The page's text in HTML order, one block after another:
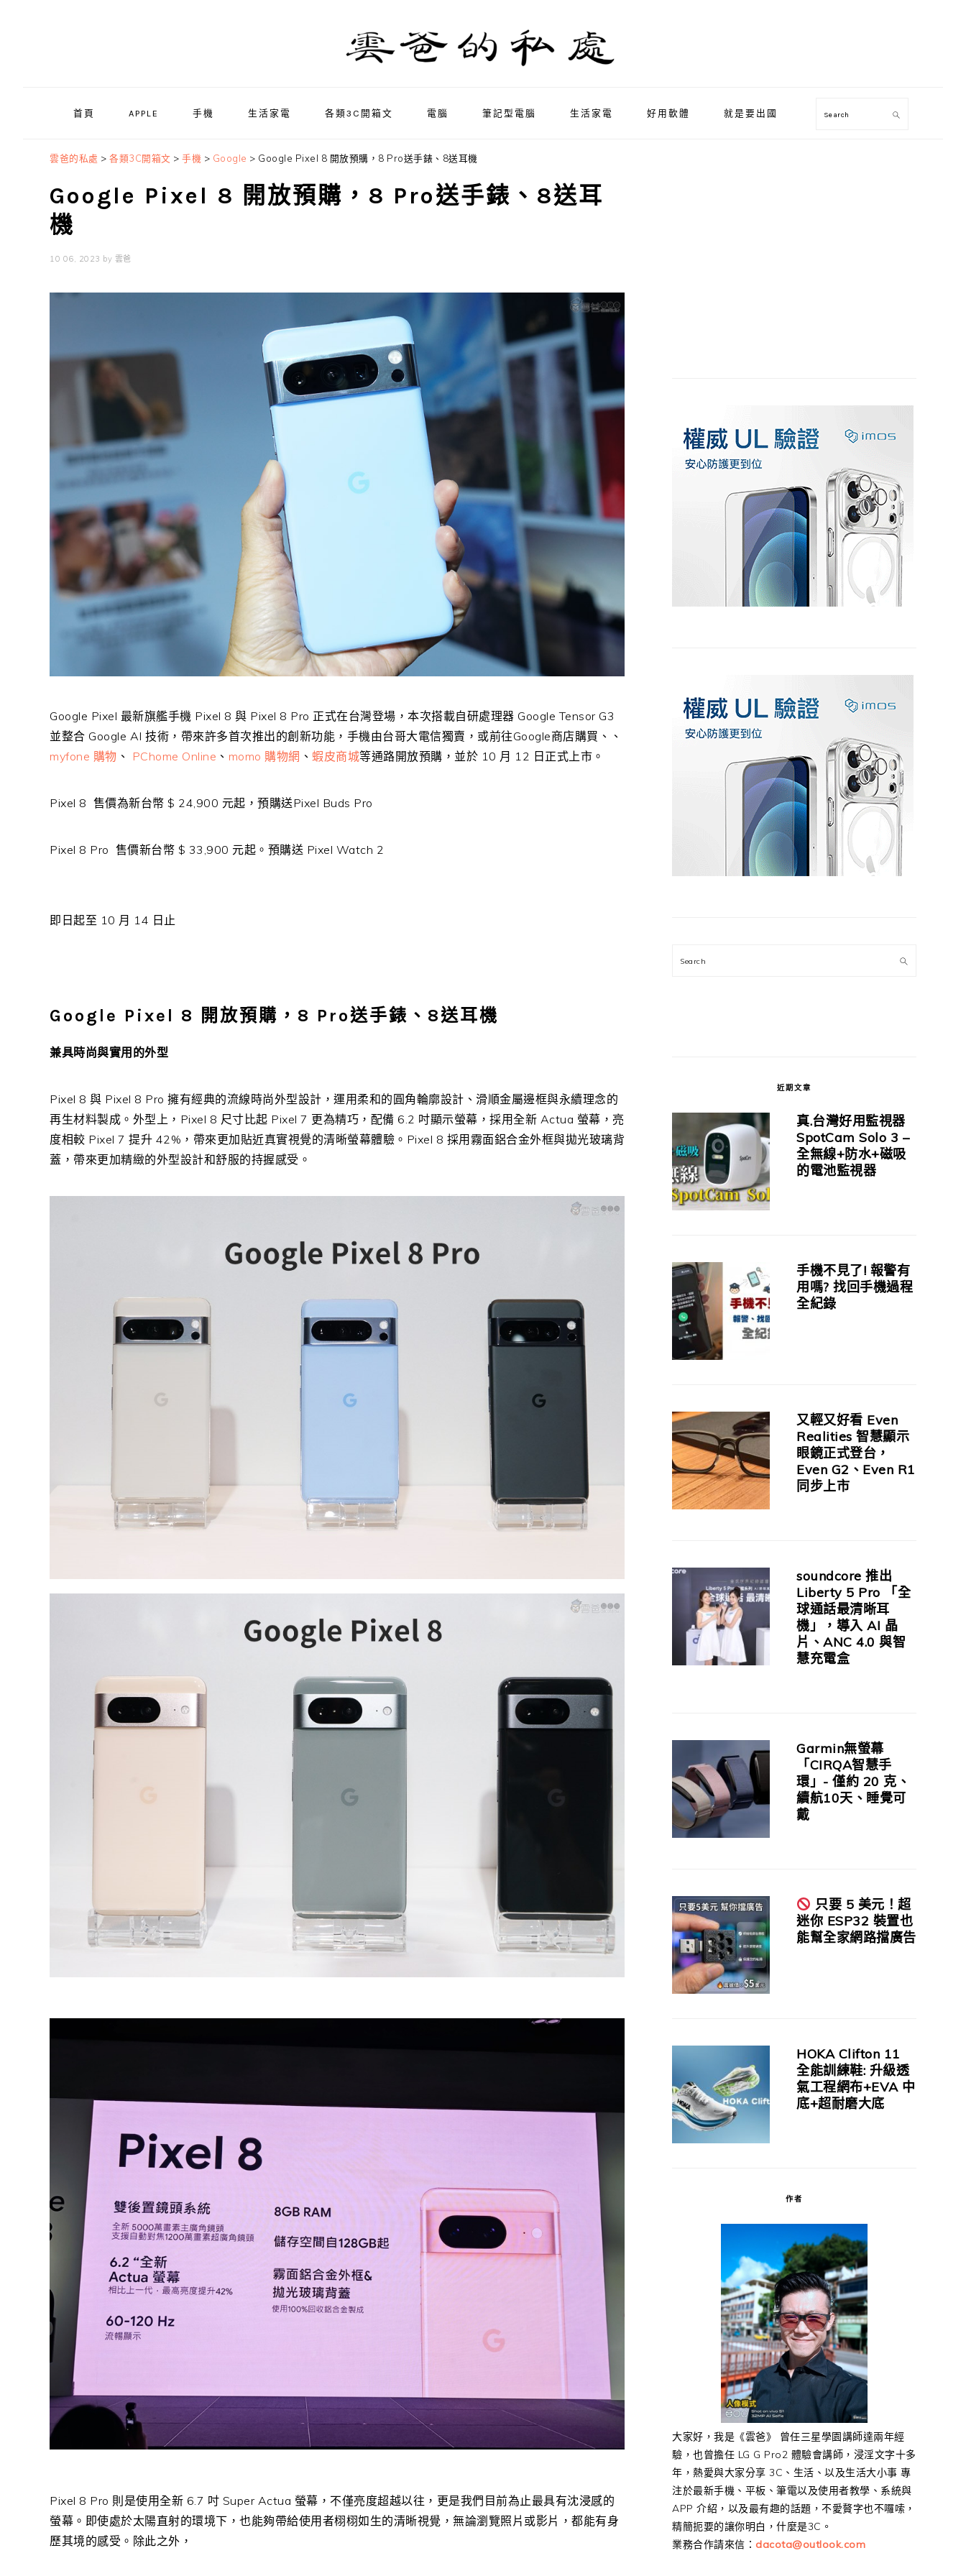
首頁 APPLE 手機 生活家電 各類3C開箱文 電腦 筆記型電腦 生活家電 好用軟體 就是要出國 Search
雲爸的私處 > 各類3C開箱文 > 手機 > Google > Google Pixel 8 開放預購，8 Pro送手錶、8送耳機
Google Pixel 8 開放預購，8 Pro送手錶、8送耳
機
10 06, 2023 by 雲爸
Google Pixel 最新旗艦手機 Pixel 8 與 Pixel 8 Pro 正式在台灣登場，本次搭載自研處理器 Google Tensor G3
並整合 Google AI 技術，帶來許多首次推出的創新功能，手機由台哥大電信獨賣，或前往Google商店購買、、
myfone 購物 、 PChome Online 、 momo 購物網 、 蝦皮商城等通路開放預購，並於 10 月 12 日正式上市。
Pixel 8 售價為新台幣 $ 24,900 元起，預購送Pixel Buds Pro
Pixel 8 Pro 售價新台幣 $ 33,900 元起。預購送 Pixel Watch 2
即日起至 10 月 14 日止
Google Pixel 8 開放預購，8 Pro送手錶、8送耳機
兼具時尚與實用的外型
Pixel 8 與 Pixel 8 Pro 擁有經典的流線時尚外型設計，運用柔和的圓角輪廓設計、滑順金屬邊框與永續理念的
再生材料製成。外型上，Pixel 8 尺寸比起 Pixel 7 更為精巧，配備 6.2 吋顯示螢幕，採用全新 Actua 螢幕，亮
度相較 Pixel 7 提升 42%，帶來更加貼近真實視覺的清晰螢幕體驗。Pixel 8 採用霧面鋁合金外框與拋光玻璃背
蓋，帶來更加精緻的外型設計和舒服的持握感受。
Pixel 8 Pro 則是使用全新 6.7 吋 Super Actua 螢幕，不僅亮度超越以往，更是我們目前為止最具有沈浸感的
螢幕。即使處於太陽直射的環境下，也能夠帶給使用者栩栩如生的清晰視覺，無論瀏覽照片或影片，都能有身
歷其境的感受。除此之外，
Search
近期文章
真.台灣好用監視器
SpotCam Solo 3 –
全無線+防水+磁吸
的電池監視器
手機不見了! 報警有
用嗎? 找回手機過程
全紀錄
又輕又好看 Even
Realities 智慧顯示
眼鏡正式登台，
Even G2、Even R1
同步上市
soundcore 推出
Liberty 5 Pro 「全
球通話最清晰耳
機」，導入 AI 晶
片、ANC 4.0 與智
慧充電盒
Garmin無螢幕
「CIRQA智慧手
環」- 僅約 20 克、
續航10天、睡覺可
戴
只要 5 美元！超
迷你 ESP32 裝置也
能幫全家網路擋廣告
HOKA Clifton 11
全能訓練鞋: 升級透
氣工程網布+EVA 中
底+超耐磨大底
作者
大家好，我是《雲爸》 曾任三星學園講師達兩年經
驗，也曾擔任 LG G Pro2 體驗會講師，浸淫文字十多
年，熱愛與大家分享 3C、生活、以及生活大小事 專
注於最新手機、平板、筆電以及使用者教學、系統與
APP 介紹，以及最有趣的話題，不愛贅字也不囉嗦，
精簡扼要的讓你明白，什麼是3C。
業務合作請來信： dacota@outlook.com